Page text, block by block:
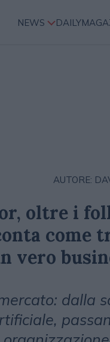
NEWS
AUTORE:
oltre i
come
vero
dalla